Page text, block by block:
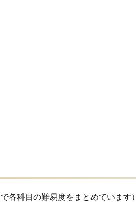
で各科目の難易度をまとめています）